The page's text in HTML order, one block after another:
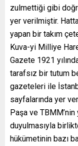
zulmettiği gibi
yer verilmiştir.
yapan bir takım
Kuva-yi Milliye
Gazete 1921
tarafsız bir tutum
gazeteleri ile
sayfalarında yer
Paşa ve TBMM’nin
duyulmasıyla
hükümetinin bazı